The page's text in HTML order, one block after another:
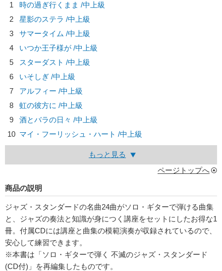
1
時の過ぎ行くまま /中上級
2
星影のステラ /中上級
3
サマータイム /中上級
4
いつか王子様が /中上級
5
スターダスト /中上級
6
いそしぎ /中上級
7
アルフィー /中上級
8
虹の彼方に /中上級
9
酒とバラの日々 /中上級
10 マイ・フーリッシュ・ハート /中上級
もっと見る
ページトップへ
商品の説明
ジャズ・スタンダードの名曲24曲がソロ・ギターで弾ける曲集
と、ジャズの奏法と知識が身につく講座をセットにしたお得な1
冊。付属CDには講座と曲集の模範演奏が収録されているので、
安心して練習できます。
※本書は「ソロ・ギターで弾く 不滅のジャズ・スタンダード
(CD付)」を再編集したものです。